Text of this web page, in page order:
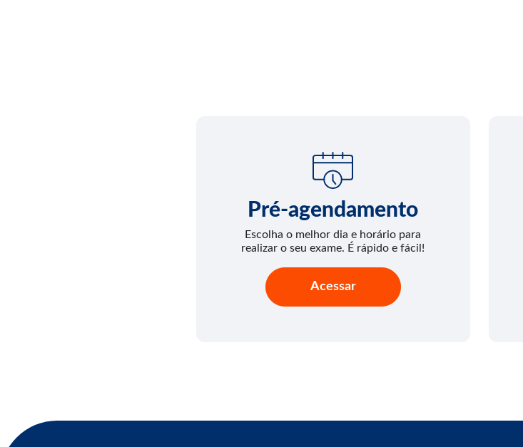
Pré-agendamento
Escolha o melhor dia e horário para
realizar o seu exame. É rápido e fácil!
Acessar